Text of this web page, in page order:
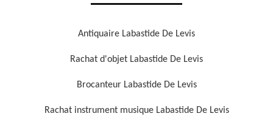
Antiquaire Labastide De Levis
Rachat d'objet Labastide De Levis
Brocanteur Labastide De Levis
Rachat instrument musique Labastide De Levis